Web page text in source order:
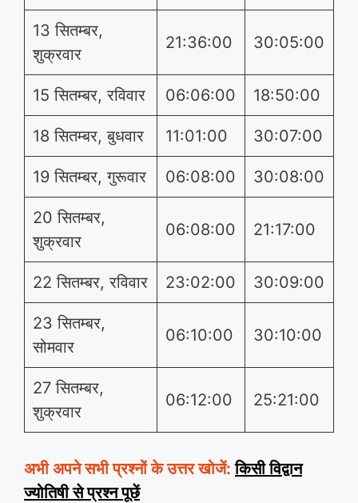
13 सितम्बर,
शुक्रवार
21:36:00 30:05:00
15 सितम्बर, रविवार 06:06:00 18:50:00
18 सितम्बर, बुधवार 11:01:00 30:07:00
19 सितम्बर, गुरूवार 06:08:00 30:08:00
20 सितम्बर,
शुक्रवार
06:08:00 21:17:00
22 सितम्बर, रविवार 23:02:00 30:09:00
23 सितम्बर,
सोमवार
06:10:00 30:10:00
27 सितम्बर,
शुक्रवार
06:12:00 25:21:00
अभी अपने सभी प्रश्नों के उत्तर खोजें:किसी विद्वान
ज्योतिषी से प्रश्न पूछें